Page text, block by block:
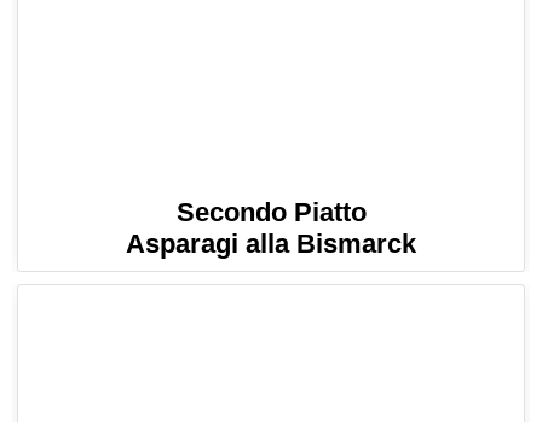
Secondo Piatto
Asparagi alla Bismarck